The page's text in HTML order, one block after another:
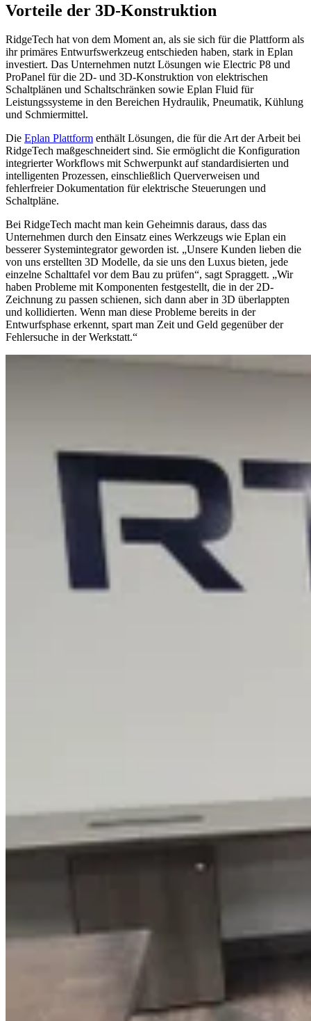
Vorteile der 3D-Konstruktion
RidgeTech hat von dem Moment an, als sie sich für die Plattform als
ihr primäres Entwurfswerkzeug entschieden haben, stark in Eplan
investiert. Das Unternehmen nutzt Lösungen wie Electric P8 und
ProPanel für die 2D- und 3D-Konstruktion von elektrischen
Schaltplänen und Schaltschränken sowie Eplan Fluid für
Leistungssysteme in den Bereichen Hydraulik, Pneumatik, Kühlung
und Schmiermittel.
Die Eplan Plattform enthält Lösungen, die für die Art der Arbeit bei
RidgeTech maßgeschneidert sind. Sie ermöglicht die Konfiguration
integrierter Workflows mit Schwerpunkt auf standardisierten und
intelligenten Prozessen, einschließlich Querverweisen und
fehlerfreier Dokumentation für elektrische Steuerungen und
Schaltpläne.
Bei RidgeTech macht man kein Geheimnis daraus, dass das
Unternehmen durch den Einsatz eines Werkzeugs wie Eplan ein
besserer Systemintegrator geworden ist. „Unsere Kunden lieben die
von uns erstellten 3D Modelle, da sie uns den Luxus bieten, jede
einzelne Schalttafel vor dem Bau zu prüfen“, sagt Spraggett. „Wir
haben Probleme mit Komponenten festgestellt, die in der 2D-
Zeichnung zu passen schienen, sich dann aber in 3D überlappten
und kollidierten. Wenn man diese Probleme bereits in der
Entwurfsphase erkennt, spart man Zeit und Geld gegenüber der
Fehlersuche in der Werkstatt.“